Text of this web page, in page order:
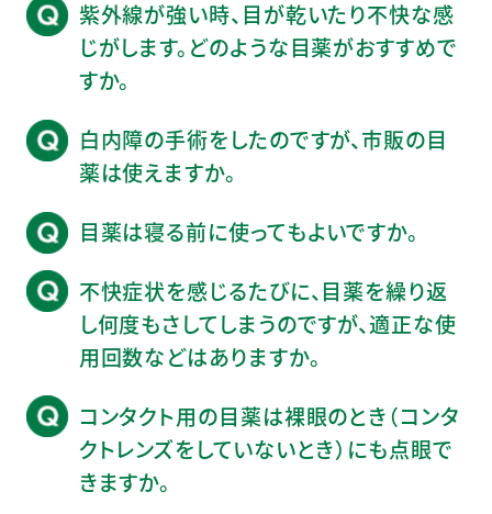
紫外線が強い時、目が乾いたり不快な感
じがします。どのような目薬がおすすめで
すか。
白内障の手術をしたのですが、市販の目
薬は使えますか。
目薬は寝る前に使ってもよいですか。
不快症状を感じるたびに、目薬を繰り返
し何度もさしてしまうのですが、適正な使
用回数などはありますか。
コンタクト用の目薬は裸眼のとき（コンタ
クトレンズをしていないとき）にも点眼で
きますか。